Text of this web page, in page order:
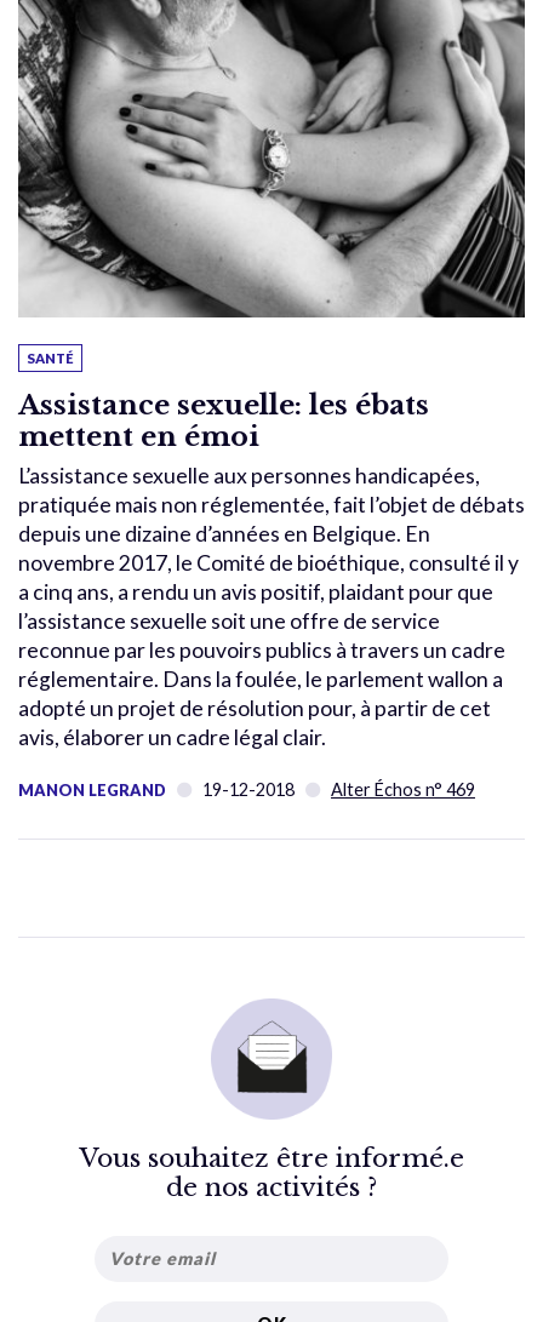
SANTÉ
Assistance sexuelle: les ébats
mettent en émoi
L’assistance sexuelle aux personnes handicapées,
pratiquée mais non réglementée, fait l’objet de débats
depuis une dizaine d’années en Belgique. En
novembre 2017, le Comité de bioéthique, consulté il y
a cinq ans, a rendu un avis positif, plaidant pour que
l’assistance sexuelle soit une offre de service
reconnue par les pouvoirs publics à travers un cadre
réglementaire. Dans la foulée, le parlement wallon a
adopté un projet de résolution pour, à partir de cet
avis, élaborer un cadre légal clair.
MANON LEGRAND 19-12-2018 Alter Échos n° 469
Vous souhaitez être informé.e
de nos activités ?